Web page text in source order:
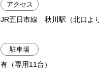
アクセス
JR五日市線 秋川駅（北口よ
駐車場
有（専用11台）